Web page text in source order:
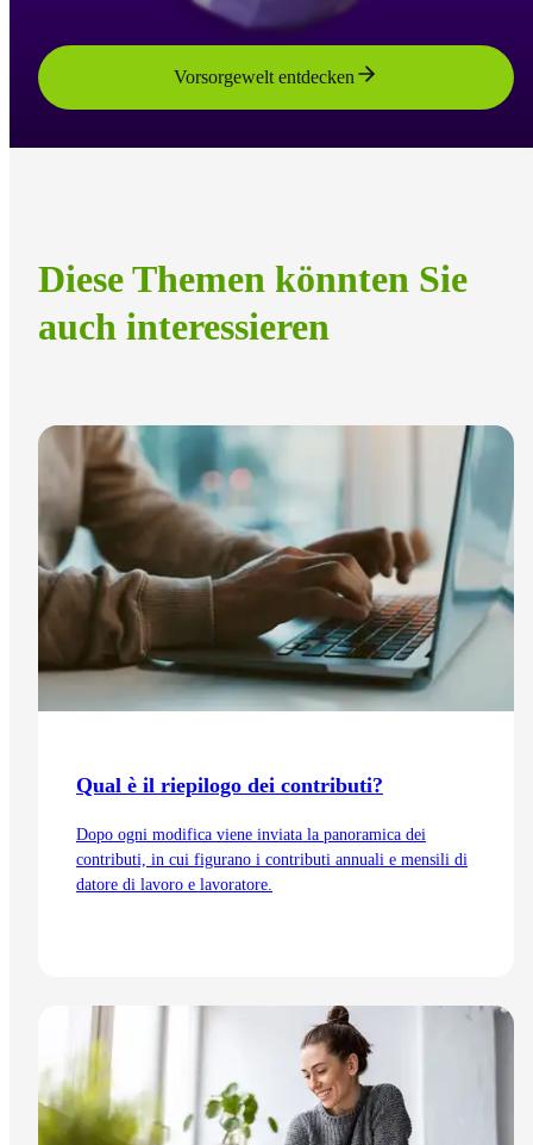
Vorsorgewelt entdecken
Diese Themen könnten Sie
auch interessieren
Qual è il riepilogo dei contributi?
Dopo ogni modifica viene inviata la panoramica dei
contributi, in cui figurano i contributi annuali e mensili di
datore di lavoro e lavoratore.
Vai all'articolo